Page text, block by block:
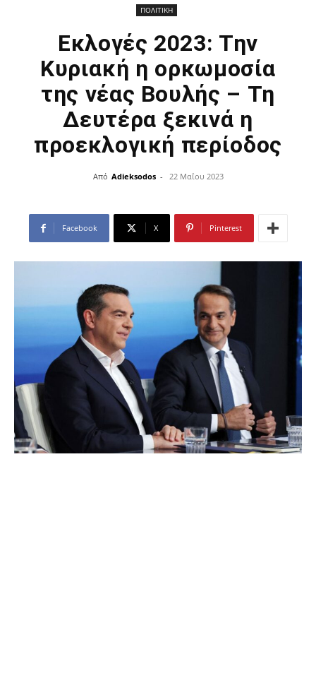
ΠΟΛΙΤΙΚΗ
Εκλογές 2023: Την
Κυριακή η ορκωμοσία
της νέας Βουλής – Τη
Δευτέρα ξεκινά η
προεκλογική περίοδος
Από Adieksodos - 22 Μαΐου 2023
Facebook X Pinterest